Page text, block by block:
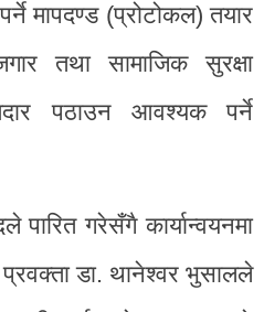
मापदण्ड (प्रोटोकल) तयार
तथा सामाजिक सुरक्षा
पठाउन आवश्यक पर्ने
पारित गरेसँगै कार्यान्वयनमा
डा. थानेश्वर भुसालले